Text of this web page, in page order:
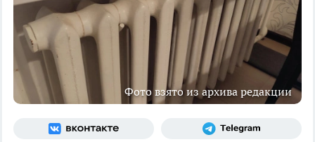
Фото взято из архива редакции